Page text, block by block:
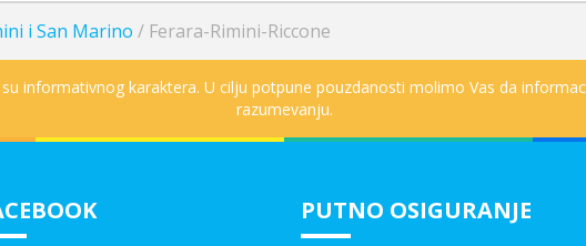
i San Marino / Ferara-Rimini-Riccone
informativnog karaktera. U cilju potpune pouzdanosti molimo Vas da
razumevanju.
PUTNO OSIGURANJE